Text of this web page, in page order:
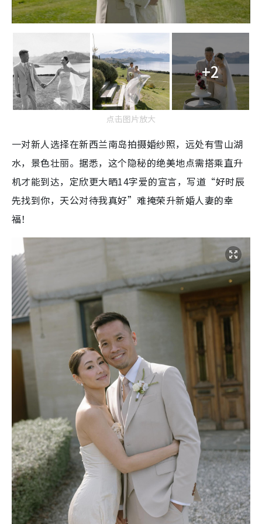
+2
点击图片放大
一对新人选择在新西兰南岛拍摄婚纱照，远处有雪山湖
水，景色壮丽。据悉，这个隐秘的绝美地点需搭乘直升
机才能到达，定欣更大晒14字爱的宣言，写道“好时辰
先找到你，天公对待我真好”难掩荣升新婚人妻的幸
福！